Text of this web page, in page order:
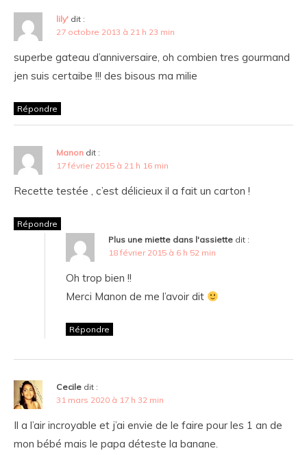
lily' dit :
27 octobre 2013 à 21 h 23 min
superbe gateau d’anniversaire, oh combien tres gourmand
jen suis certaibe !!! des bisous ma milie
Répondre
Manon dit :
17 février 2015 à 21 h 16 min
Recette testée , c’est délicieux il a fait un carton !
Répondre
Plus une miette dans l'assiette dit :
18 février 2015 à 6 h 52 min
Oh trop bien !!
Merci Manon de me l’avoir dit
Répondre
Cecile dit :
31 mars 2020 à 17 h 32 min
Il a l’air incroyable et j’ai envie de le faire pour les 1 an de
mon bébé mais le papa déteste la banane.